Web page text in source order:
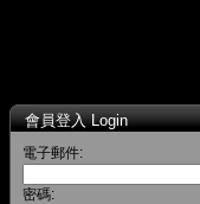
會員登入 Login
電子郵件:
密碼: